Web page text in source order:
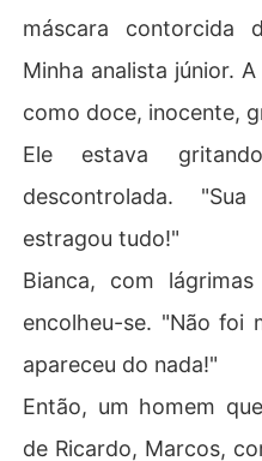
máscara contorcida
Minha analista júnior.
como doce, inocente,
Ele estava
descontrolada.
estragou tudo!"
Bianca, com
encolheu-se. "Não foi
apareceu do nada!"
Então, um homem
de Ricardo, Marcos,